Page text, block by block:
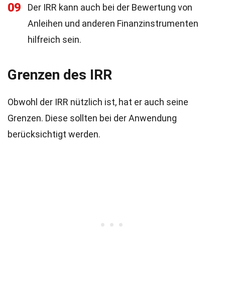
09
Der IRR kann auch bei der Bewertung von
Anleihen und anderen Finanzinstrumenten
hilfreich sein.
Grenzen des IRR
Obwohl der IRR nützlich ist, hat er auch seine
Grenzen. Diese sollten bei der Anwendung
berücksichtigt werden.